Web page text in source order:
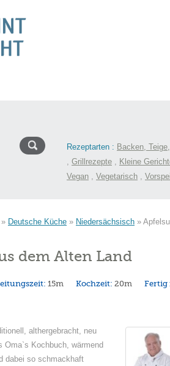
Rezeptarten : Backen,
, Grillrezepte , Kleine
Vegan , Vegetarisch ,
» Deutsche Küche » Niedersächsisch »
dem Alten Land
15m Kochzeit: 20m Fertig
althergebracht, neu
Oma`s Kochbuch, wärmend
dabei so schmackhaft